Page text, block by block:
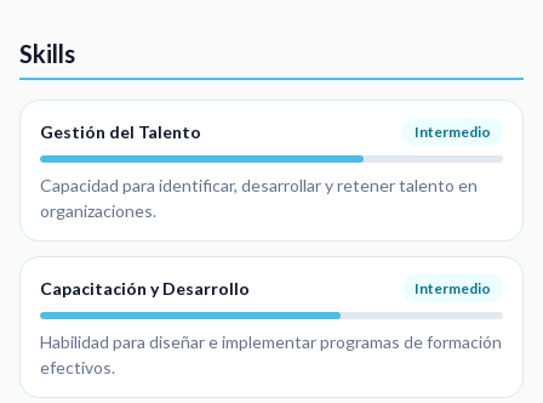
Skills
Gestión del Talento Intermedio
Capacidad para identificar, desarrollar y retener talento en
organizaciones.
Capacitación y Desarrollo Intermedio
Habilidad para diseñar e implementar programas de formación
efectivos.